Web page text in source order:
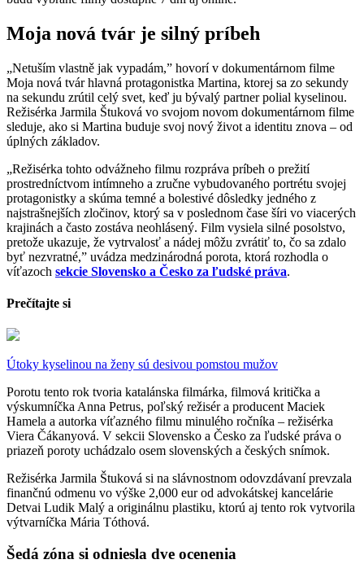
Moja nová tvár je silný príbeh
„Netuším vlastně jak vypadám,” hovorí v dokumentárnom filme
Moja nová tvár hlavná protagonistka Martina, ktorej sa zo sekundy
na sekundu zrútil celý svet, keď ju bývalý partner polial kyselinou.
Režisérka Jarmila Štuková vo svojom novom dokumentárnom filme
sleduje, ako si Martina buduje svoj nový život a identitu znova – od
úplných základov.
„Režisérka tohto odvážneho filmu rozpráva príbeh o prežití
prostredníctvom intímneho a zručne vybudovaného portrétu svojej
protagonistky a skúma temné a bolestivé dôsledky jedného z
najstrašnejších zločinov, ktorý sa v poslednom čase šíri vo viacerých
krajinách a často zostáva neohlásený. Film vysiela silné posolstvo,
pretože ukazuje, že vytrvalosť a nádej môžu zvrátiť to, čo sa zdalo
byť nezvratné,” uvádza medzinárodná porota, ktorá rozhodla o
víťazoch sekcie Slovensko a Česko za ľudské práva.
Prečítajte si
Útoky kyselinou na ženy sú desivou pomstou mužov
Porotu tento rok tvoria katalánska filmárka, filmová kritička a
výskumníčka Anna Petrus, poľský režisér a producent Maciek
Hamela a autorka víťazného filmu minulého ročníka – režisérka
Viera Čákanyová. V sekcii Slovensko a Česko za ľudské práva o
priazeň poroty uchádzalo osem slovenských a českých snímok.
Režisérka Jarmila Štuková si na slávnostnom odovzdávaní prevzala
finančnú odmenu vo výške 2,000 eur od advokátskej kancelárie
Detvai Ludik Malý a originálnu plastiku, ktorú aj tento rok vytvorila
výtvarníčka Mária Tóthová.
Šedá zóna si odniesla dve ocenenia